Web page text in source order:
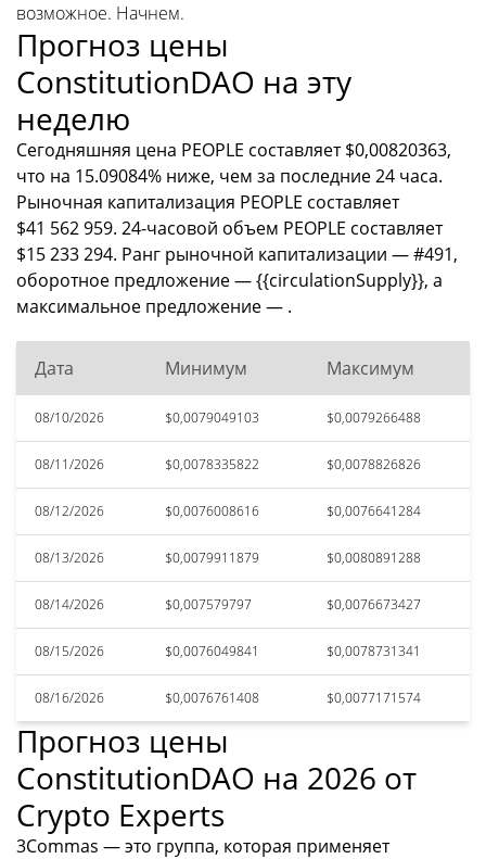
возможное. Начнем.
Прогноз цены
ConstitutionDAO на эту
неделю
Сегодняшняя цена PEOPLE составляет $0,00820363,
что на 15.09084% ниже, чем за последние 24 часа.
Рыночная капитализация PEOPLE составляет
$41 562 959. 24-часовой объем PEOPLE составляет
$15 233 294. Ранг рыночной капитализации — #491,
оборотное предложение — {{circulationSupply}}, а
максимальное предложение — .
Дата Минимум Максимум
08/10/2026 $0,0079049103 $0,0079266488
08/11/2026 $0,0078335822 $0,0078826826
08/12/2026 $0,0076008616 $0,0076641284
08/13/2026 $0,0079911879 $0,0080891288
08/14/2026 $0,007579797 $0,0076673427
08/15/2026 $0,0076049841 $0,0078731341
08/16/2026 $0,0076761408 $0,0077171574
Прогноз цены
ConstitutionDAO на 2026 от
Crypto Experts
3Commas — это группа, которая применяет